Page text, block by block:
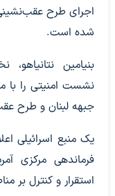
اجرای طرح عقب‌نشینی
شده است.
بنیامین
نشست امنیتی را با
جبهه لبنان و طرح
یک منبع اسرائیلی
فرماندهی مرکزی
استقرار و کنترل بر